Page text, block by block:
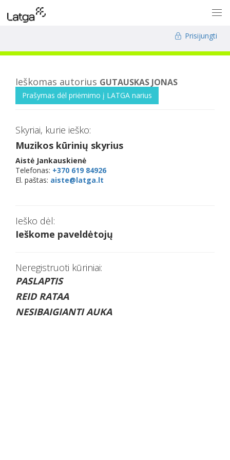
Prisijungti
Ieškomas autorius GUTAUSKAS JONAS
Prašymas dėl priėmimo į LATGA narius
Skyriai, kurie ieško:
Muzikos kūrinių skyrius
Aistė Jankauskienė
Telefonas: +370 619 84926
El. paštas: aiste@latga.lt
Ieško dėl:
Ieškome paveldėtojų
Neregistruoti kūriniai:
PASLAPTIS
REID RATAA
NESIBAIGIANTI AUKA